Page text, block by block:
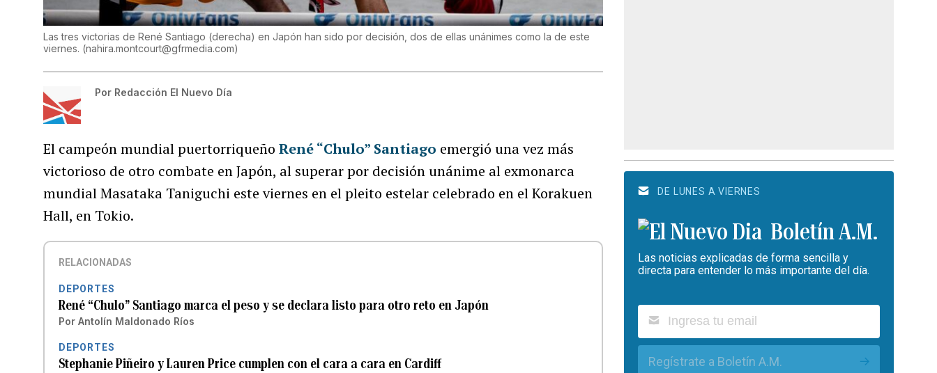
Las tres victorias de René Santiago (derecha) en Japón han sido por decisión, dos de ellas unánimes como la de este
viernes. (nahira.montcourt@gfrmedia.com)
Por Redacción El Nuevo Día
El campeón mundial puertorriqueñoRené “Chulo” Santiago emergió una vez más
victorioso de otro combate en Japón, al superar por decisión unánime al exmonarca
mundial Masataka Taniguchi este viernes en el pleito estelar celebrado en el Korakuen
Hall, en Tokio.
RELACIONADAS
DEPORTES
René “Chulo” Santiago marca el peso y se declara listo para otro reto en Japón
Por Antolín Maldonado Ríos
DEPORTES
Stephanie Piñeiro y Lauren Price cumplen con el cara a cara en Cardiff
DE LUNES A VIERNES
Boletín A.M.
Las noticias explicadas de forma sencilla y
directa para entender lo más importante del día.
Regístrate a Boletín A.M.